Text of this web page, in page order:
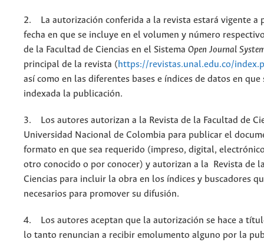
2. La autorización conferida a la revista estará vigente a
fecha en que se incluye en el volumen y número
de la Facultad de Ciencias en el Sistema Open Journal
principal de la revista (https://revistas.unal.edu.co/
así como en las diferentes bases e índices de datos en que
indexada la publicación.
3. Los autores autorizan a la Revista de la Facultad de
Universidad Nacional de Colombia para publicar el
formato en que sea requerido (impreso, digital,
otro conocido o por conocer) y autorizan a la Revista de
Ciencias para incluir la obra en los índices y buscadores
necesarios para promover su difusión.
4. Los autores aceptan que la autorización se hace a
lo tanto renuncian a recibir emolumento alguno por la